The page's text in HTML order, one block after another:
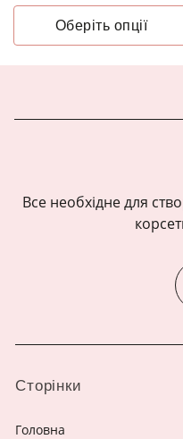
Оберіть опції
Все необхідне для
Сторінки
Головна